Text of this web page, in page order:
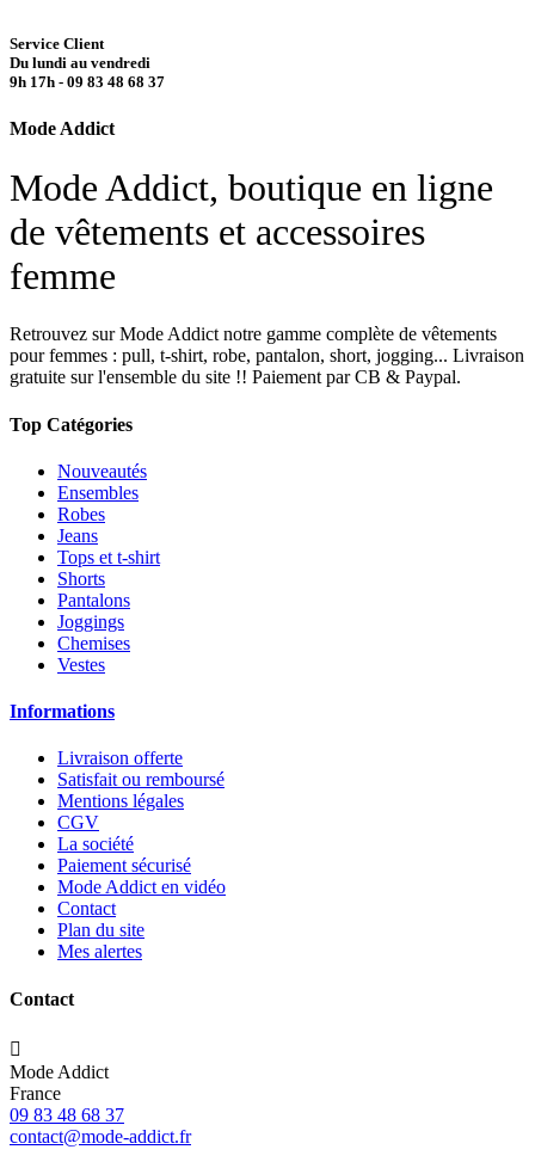
Service Client
Du lundi au vendredi
9h 17h - 09 83 48 68 37
Mode Addict
Mode Addict, boutique en ligne
de vêtements et accessoires
femme
Retrouvez sur Mode Addict notre gamme complète de vêtements
pour femmes : pull, t-shirt, robe, pantalon, short, jogging... Livraison
gratuite sur l'ensemble du site !! Paiement par CB & Paypal.
Top Catégories
Nouveautés
Ensembles
Robes
Jeans
Tops et t-shirt
Shorts
Pantalons
Joggings
Chemises
Vestes
Informations
Livraison offerte
Satisfait ou remboursé
Mentions légales
CGV
La société
Paiement sécurisé
Mode Addict en vidéo
Contact
Plan du site
Mes alertes
Contact

Mode Addict
France
09 83 48 68 37
contact@mode-addict.fr